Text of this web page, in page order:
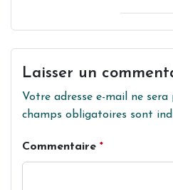
Laisser un
Votre adresse e-mail ne sera
champs obligatoires sont
Commentaire *